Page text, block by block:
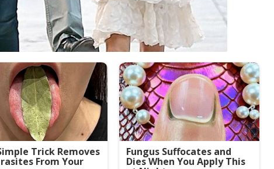
Trick Removes
From Your
Fungus Suffocates and
Dies When You Apply This